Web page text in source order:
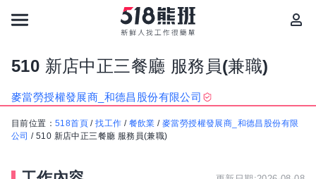
510 新店中正三餐廳 服務員(兼職)
麥當勞授權發展商_和德昌股份有限公司
目前位置： 518首頁 /找工作 / 餐飲業 /麥當勞授權發展商_和德昌股份有限
公司 /510 新店中正三餐廳 服務員(兼職)